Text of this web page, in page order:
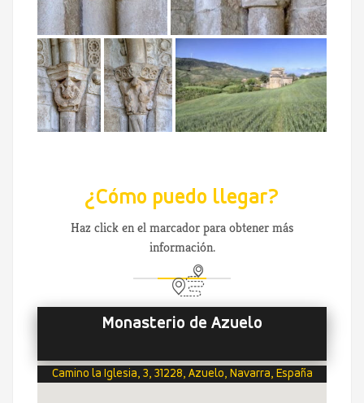
¿Cómo puedo llegar?
Haz click en el marcador para obtener más
información.
Monasterio de Azuelo
Camino la Iglesia, 3, 31228, Azuelo, Navarra, España